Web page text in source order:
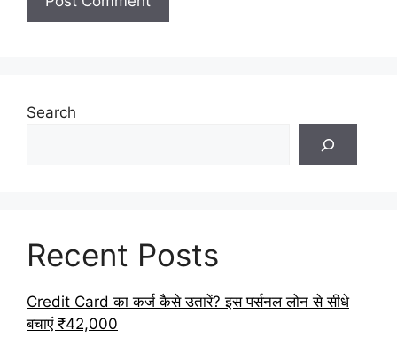
Search
Recent Posts
Credit Card का कर्ज कैसे उतारें? इस पर्सनल लोन से सीधे
बचाएं ₹42,000